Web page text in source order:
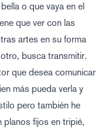
o que vaya en el
que ver con las
artes en su forma
busca transmitir.
que desea comunicar
más pueda verla y
pero también he
fijos en tripié,